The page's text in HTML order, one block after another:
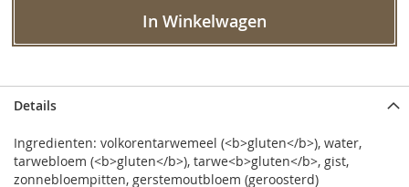
In Winkelwagen
Details
Ingredienten: volkorentarwemeel (<b>gluten</b>), water,
tarwebloem (<b>gluten</b>), tarwe<b>gluten</b>, gist,
zonnebloempitten, gerstemoutbloem (geroosterd)